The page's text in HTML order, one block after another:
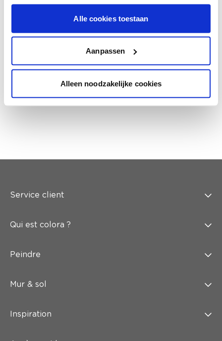
Alle cookies toestaan
Aanpassen
Alleen noodzakelijke cookies
l'éclairage et de votre mobilier.
Obtenez un contrôle technologique de vos
murs.
Service client
Qui est colora ?
Peindre
Mur & sol
Inspiration